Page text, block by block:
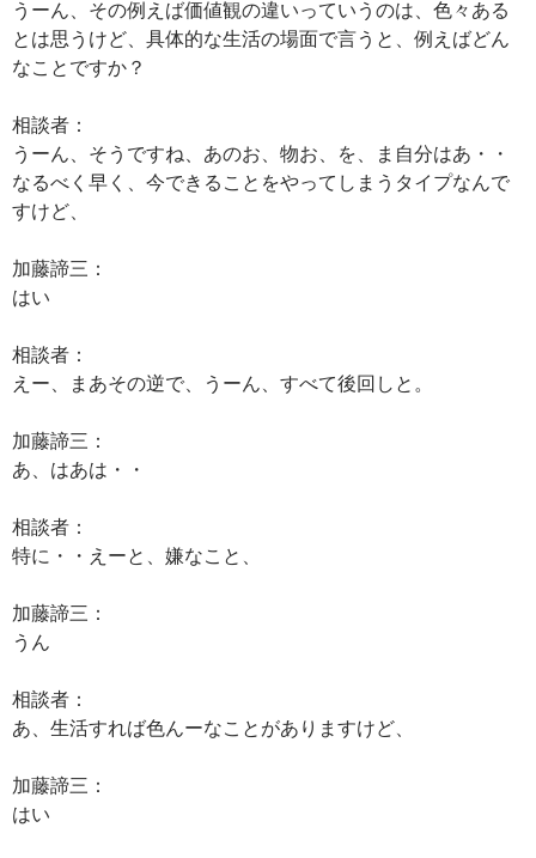
うーん、その例えば価値観の違いっていうのは、色々ある
とは思うけど、具体的な生活の場面で言うと、例えばどん
なことですか？
相談者：
うーん、そうですね、あのお、物お、を、ま自分はあ・・
なるべく早く、今できることをやってしまうタイプなんで
すけど、
加藤諦三：
はい
相談者：
えー、まあその逆で、うーん、すべて後回しと。
加藤諦三：
あ、はあは・・
相談者：
特に・・えーと、嫌なこと、
加藤諦三：
うん
相談者：
あ、生活すれば色んーなことがありますけど、
加藤諦三：
はい